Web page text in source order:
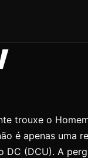
trouxe o
é apenas uma
DC (DCU). A